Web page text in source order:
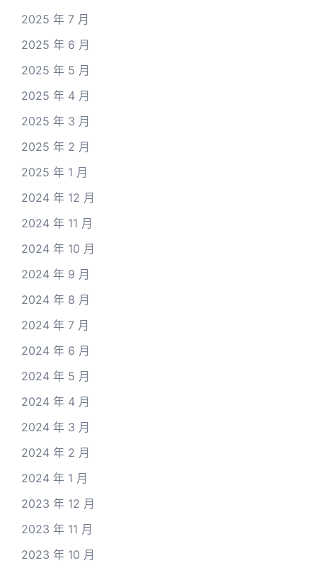
2025 年 7 月
2025 年 6 月
2025 年 5 月
2025 年 4 月
2025 年 3 月
2025 年 2 月
2025 年 1 月
2024 年 12 月
2024 年 11 月
2024 年 10 月
2024 年 9 月
2024 年 8 月
2024 年 7 月
2024 年 6 月
2024 年 5 月
2024 年 4 月
2024 年 3 月
2024 年 2 月
2024 年 1 月
2023 年 12 月
2023 年 11 月
2023 年 10 月